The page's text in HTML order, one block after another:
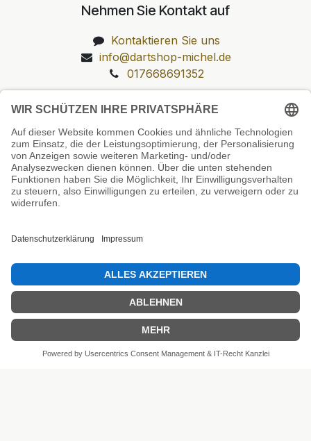
Nehmen Sie Kontakt auf
Kontaktieren Sie uns
info@dartshop-michel.de
017668691352
Unsere Prüfsiegel